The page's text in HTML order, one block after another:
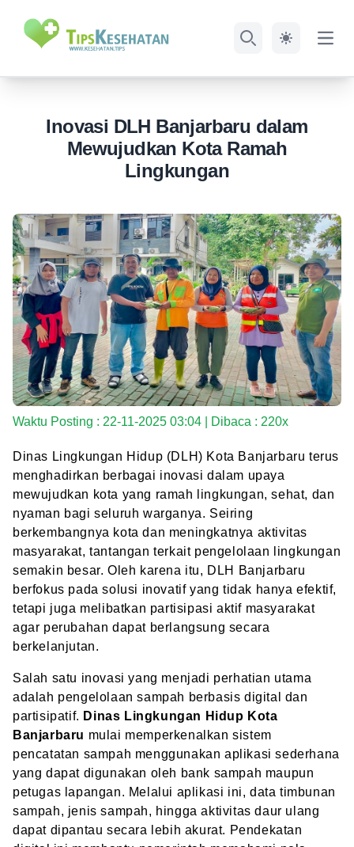
Inovasi DLH Banjarbaru dalam
Mewujudkan Kota Ramah
Lingkungan
Waktu Posting : 22-11-2025 03:04 | Dibaca : 220x
Dinas Lingkungan Hidup (DLH) Kota Banjarbaru terus
menghadirkan berbagai inovasi dalam upaya
mewujudkan kota yang ramah lingkungan, sehat, dan
nyaman bagi seluruh warganya. Seiring
berkembangnya kota dan meningkatnya aktivitas
masyarakat, tantangan terkait pengelolaan lingkungan
semakin besar. Oleh karena itu, DLH Banjarbaru
berfokus pada solusi inovatif yang tidak hanya efektif,
tetapi juga melibatkan partisipasi aktif masyarakat
agar perubahan dapat berlangsung secara
berkelanjutan.
Salah satu inovasi yang menjadi perhatian utama
adalah pengelolaan sampah berbasis digital dan
partisipatif. Dinas Lingkungan Hidup Kota
Banjarbaru mulai memperkenalkan sistem
pencatatan sampah menggunakan aplikasi sederhana
yang dapat digunakan oleh bank sampah maupun
petugas lapangan. Melalui aplikasi ini, data timbunan
sampah, jenis sampah, hingga aktivitas daur ulang
dapat dipantau secara lebih akurat. Pendekatan